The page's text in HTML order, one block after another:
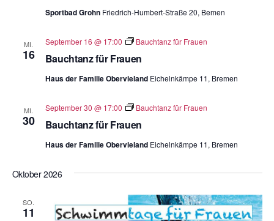
Sportbad Grohn Friedrich-Humbert-Straße 20, Bemen
MI.
16 Bauchtanz für Frauen
September 16 @ 17:00 Bauchtanz für Frauen
Haus der Familie Obervieland Eichelnkämpe 11, Bremen
MI.
30 Bauchtanz für Frauen
September 30 @ 17:00 Bauchtanz für Frauen
Haus der Familie Obervieland Eichelnkämpe 11, Bremen
Oktober 2026
SO.
11